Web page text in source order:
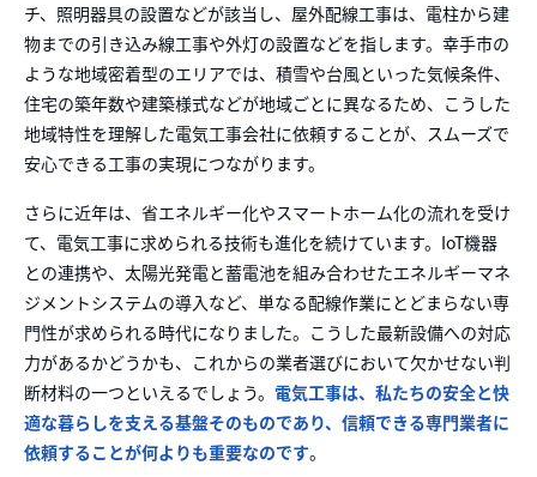
チ、照明器具の設置などが該当し、屋外配線工事は、電柱から建
物までの引き込み線工事や外灯の設置などを指します。幸手市の
ような地域密着型のエリアでは、積雪や台風といった気候条件、
住宅の築年数や建築様式などが地域ごとに異なるため、こうした
地域特性を理解した電気工事会社に依頼することが、スムーズで
安心できる工事の実現につながります。
さらに近年は、省エネルギー化やスマートホーム化の流れを受け
て、電気工事に求められる技術も進化を続けています。IoT機器
との連携や、太陽光発電と蓄電池を組み合わせたエネルギーマネ
ジメントシステムの導入など、単なる配線作業にとどまらない専
門性が求められる時代になりました。こうした最新設備への対応
力があるかどうかも、これからの業者選びにおいて欠かせない判
断材料の一つといえるでしょう。 電気工事は、私たちの安全と快
適な暮らしを支える基盤そのものであり、信頼できる専門業者に
依頼するこ とが何よりも重要なのです。